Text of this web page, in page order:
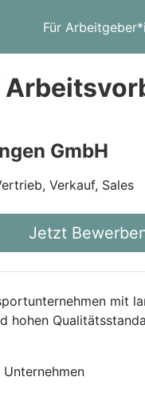
Für
GmbH
Verkauf, Sales
Jetzt
mit
hohen